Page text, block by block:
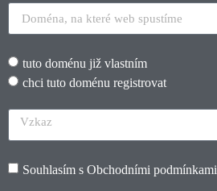
tuto doménu již vlastním
chci tuto doménu registrovat
Souhlasím s Obchodními podmínkami